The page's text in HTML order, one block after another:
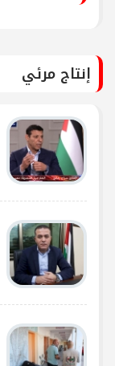
إنتاج مرئي